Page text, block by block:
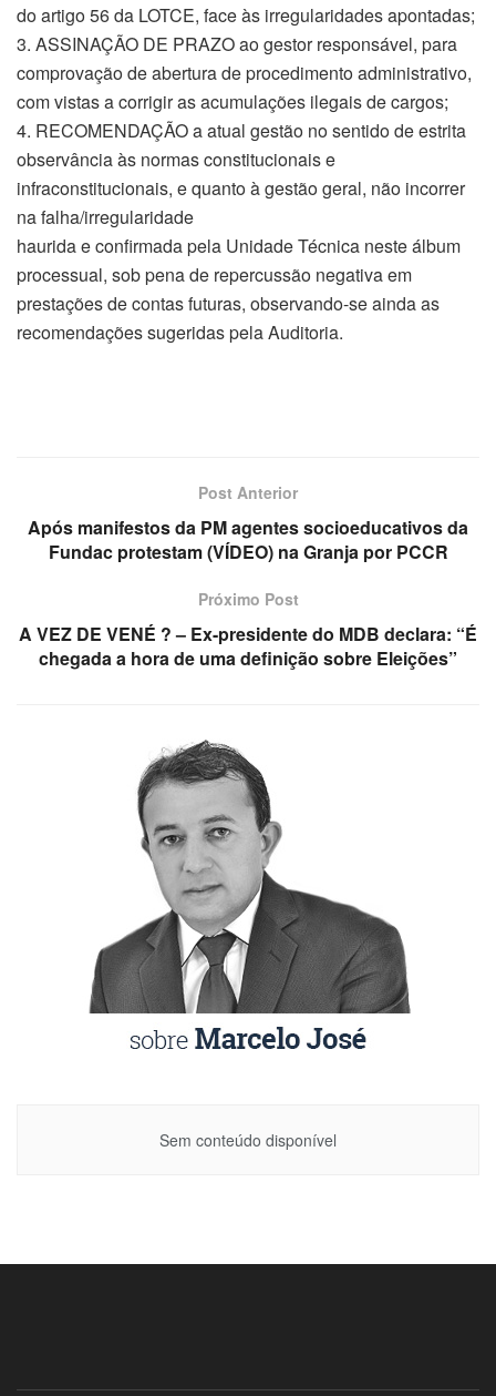
do artigo 56 da LOTCE, face às irregularidades apontadas;
3. ASSINAÇÃO DE PRAZO ao gestor responsável, para
comprovação de abertura de procedimento administrativo,
com vistas a corrigir as acumulações ilegais de cargos;
4. RECOMENDAÇÃO a atual gestão no sentido de estrita
observância às normas constitucionais e
infraconstitucionais, e quanto à gestão geral, não incorrer
na falha/irregularidade
haurida e confirmada pela Unidade Técnica neste álbum
processual, sob pena de repercussão negativa em
prestações de contas futuras, observando-se ainda as
recomendações sugeridas pela Auditoria.
Post Anterior
Após manifestos da PM agentes socioeducativos da
Fundac protestam (VÍDEO) na Granja por PCCR
Próximo Post
A VEZ DE VENÉ ? – Ex-presidente do MDB declara: “É
chegada a hora de uma definição sobre Eleições”
Sem conteúdo disponível